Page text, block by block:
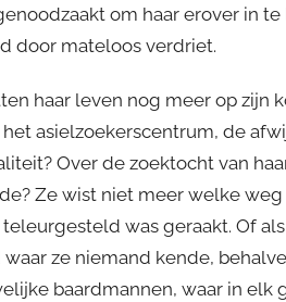
om haar erover in
door mateloos verdriet.
haar leven nog meer op zijn
asielzoekerscentrum, de
Over de zoektocht van
Ze wist niet meer welke weg
was geraakt. Of
ze niemand kende,
baardmannen, waar in elk